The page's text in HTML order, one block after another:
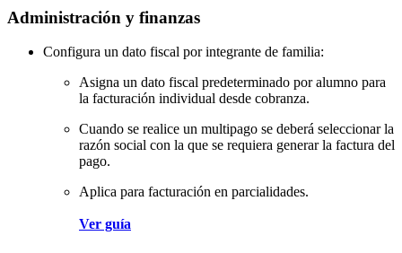
Administración y finanzas
Configura un dato fiscal por integrante de familia:
Asigna un dato fiscal predeterminado por alumno para
la facturación individual desde cobranza.
Cuando se realice un multipago se deberá seleccionar la
razón social con la que se requiera generar la factura del
pago.
Aplica para facturación en parcialidades.
Ver guía